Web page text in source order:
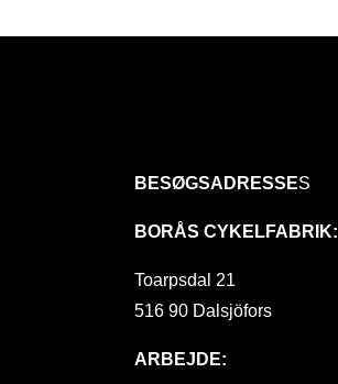
BESØGSADRESSES
BORÅS CYKELFABRIK:
Toarpsdal 21
516 90 Dalsjöfors
ARBEJDE: